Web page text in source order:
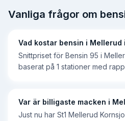
Vanliga frågor om
Vad kostar bensin i Mellerud
Snittpriset för Bensin 95 i
baserat på 1 stationer med
Var är billigaste macken i
Just nu har St1 Mellerud